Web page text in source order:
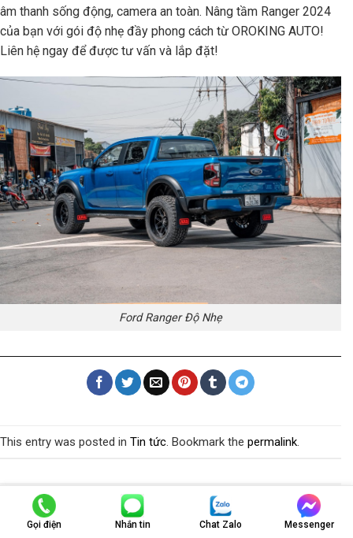
âm thanh sống động, camera an toàn. Nâng tầm Ranger 2024
của bạn với gói độ nhẹ đầy phong cách từ OROKING AUTO!
Liên hệ ngay để được tư vấn và lắp đặt!
Ford Ranger Độ Nhẹ
This entry was posted in Tin tức . Bookmark the permalink
Trả lời
Gọi điện Nhắn tin Chat Zalo Messenger